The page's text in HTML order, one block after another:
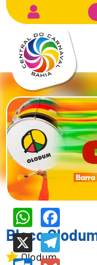
Bloco
Olodum
WhatsAppFacebook
X Telegram